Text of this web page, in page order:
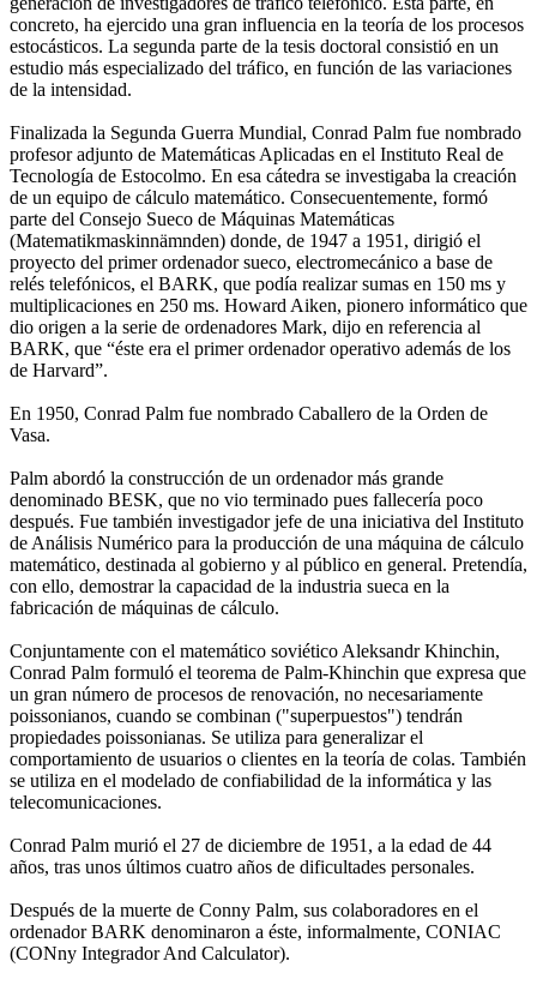
concreto, ha ejercido una gran influencia en la teoría de los procesos
estocásticos. La segunda parte de la tesis doctoral consistió en un
estudio más especializado del tráfico, en función de las variaciones
de la intensidad.
Finalizada la Segunda Guerra Mundial, Conrad Palm fue nombrado
profesor adjunto de Matemáticas Aplicadas en el Instituto Real de
Tecnología de Estocolmo. En esa cátedra se investigaba la creación
de un equipo de cálculo matemático. Consecuentemente, formó
parte del Consejo Sueco de Máquinas Matemáticas
(Matematikmaskinnämnden) donde, de 1947 a 1951, dirigió el
proyecto del primer ordenador sueco, electromecánico a base de
relés telefónicos, el BARK, que podía realizar sumas en 150 ms y
multiplicaciones en 250 ms. Howard Aiken, pionero informático que
dio origen a la serie de ordenadores Mark, dijo en referencia al
BARK, que “éste era el primer ordenador operativo además de los
de Harvard”.
En 1950, Conrad Palm fue nombrado Caballero de la Orden de
Vasa.
Palm abordó la construcción de un ordenador más grande
denominado BESK, que no vio terminado pues fallecería poco
después. Fue también investigador jefe de una iniciativa del Instituto
de Análisis Numérico para la producción de una máquina de cálculo
matemático, destinada al gobierno y al público en general. Pretendía,
con ello, demostrar la capacidad de la industria sueca en la
fabricación de máquinas de cálculo.
Conjuntamente con el matemático soviético Aleksandr Khinchin,
Conrad Palm formuló el teorema de Palm-Khinchin que expresa que
un gran número de procesos de renovación, no necesariamente
poissonianos, cuando se combinan ("superpuestos") tendrán
propiedades poissonianas. Se utiliza para generalizar el
comportamiento de usuarios o clientes en la teoría de colas. También
se utiliza en el modelado de confiabilidad de la informática y las
telecomunicaciones.
Conrad Palm murió el 27 de diciembre de 1951, a la edad de 44
años, tras unos últimos cuatro años de dificultades personales.
Después de la muerte de Conny Palm, sus colaboradores en el
ordenador BARK denominaron a éste, informalmente, CONIAC
(CONny Integrador And Calculator).